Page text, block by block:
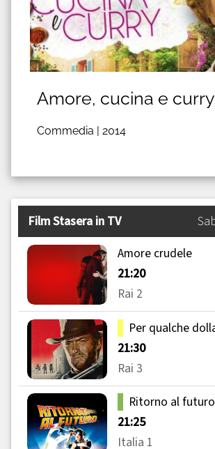
Amore, cucina e curry
Commedia | 2014